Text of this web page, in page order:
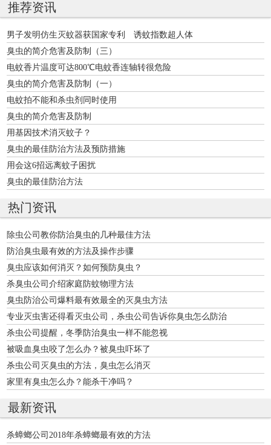
推荐资讯
男子发明仿生灭蚊器获国家专利 诱蚊指数超人体
臭虫的简介危害及防制（三）
电蚊香片温度可达800℃电蚊香连轴转很危险
臭虫的简介危害及防制（一）
电蚊拍不能和杀虫剂同时使用
臭虫的简介危害及防制
用基因技术消灭蚊子？
臭虫的最佳防治方法及预防措施
用会这6招远离蚊子困扰
臭虫的最佳防治方法
热门资讯
除虫公司教你防治臭虫的几种最佳方法
防治臭虫最有效的方法及操作步骤
臭虫应该如何消灭？如何预防臭虫？
杀臭虫公司介绍家庭防蚊物理方法
臭虫防治公司爆料最有效最全的灭臭虫方法
专业灭虫害还得看灭虫公司，杀虫公司告诉你臭虫怎么防治
杀虫公司提醒，冬季防治臭虫一样不能忽视
被吸血臭虫咬了怎么办？被臭虫吓坏了
杀虫公司灭臭虫的方法，臭虫怎么消灭
家里有臭虫怎么办？能杀干净吗？
最新资讯
杀蟑螂公司2018年杀蟑螂最有效的方法